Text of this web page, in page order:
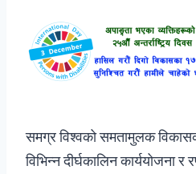
समग्र विश्वको समतामुलक
विभिन्न दीर्घकालिन कार्ययोजना